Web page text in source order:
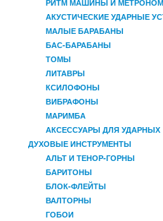
РИТМ МАШИНЫ И
АКУСТИЧЕСКИЕ УДАРНЫЕ
МАЛЫЕ БАРАБАНЫ
БАС-БАРАБАНЫ
ТОМЫ
ЛИТАВРЫ
КСИЛОФОНЫ
ВИБРАФОНЫ
МАРИМБА
АКСЕССУАРЫ ДЛЯ УДАРНЫХ
ДУХОВЫЕ ИНСТРУМЕНТЫ
АЛЬТ И ТЕНОР-ГОРНЫ
БАРИТОНЫ
БЛОК-ФЛЕЙТЫ
ВАЛТОРНЫ
ГОБОИ